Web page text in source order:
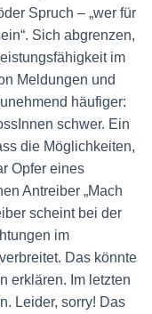
Spruch – „wer für
Sich abgrenzen,
im
Meldungen und
häufiger:
schwer. Ein
die Möglichkeiten,
Opfer eines
Antreiber „Mach
scheint bei der
im
Das könnte
erklären. Im letzten
Leider, sorry! Das